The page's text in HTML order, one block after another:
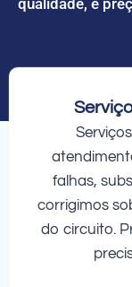
falhas,
corrigimos
do circuito.